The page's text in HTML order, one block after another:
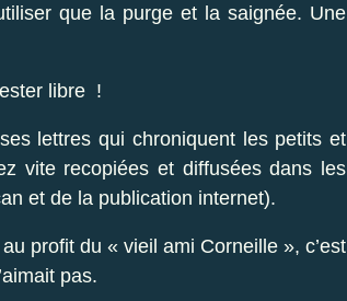
que la purge et la saignée. Une
libre !
lettres qui chroniquent les petits et
vite recopiées et diffusées dans les
et de la publication internet).
profit du « vieil ami Corneille », c’est
pas.